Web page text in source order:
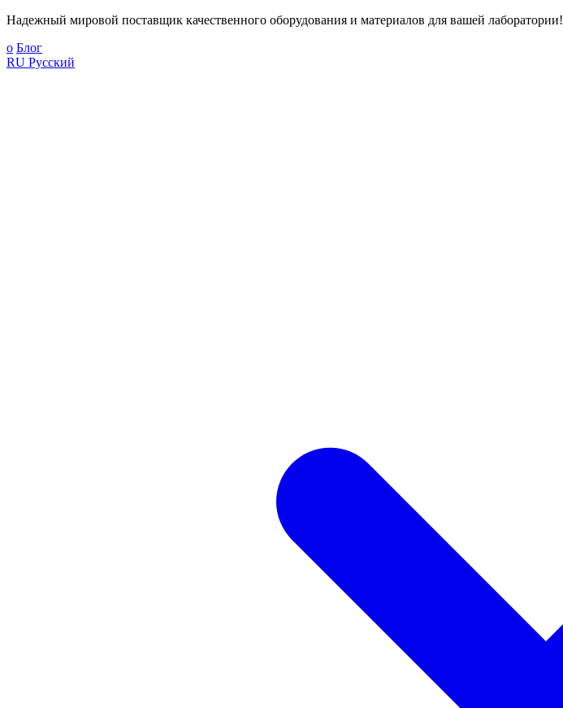
Надежный мировой поставщик качественного оборудования и материалов для вашей лаборатории!
о Блог
RU Русский